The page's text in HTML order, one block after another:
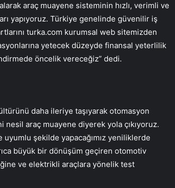
araç muayene sisteminin hızlı, verimli ve
yapıyoruz. Türkiye genelinde güvenilir iş
turka.com kurumsal web sitemizden
yetecek düzeyde finansal yeterlilik
öncelik vereceğiz” dedi.
daha ileriye taşıyarak otomasyon
nesil araç muayene diyerek yola çıkıyoruz.
şekilde yapacağımız yeniliklerde
büyük bir dönüşüm geçiren otomotiv
ve elektrikli araçlara yönelik test